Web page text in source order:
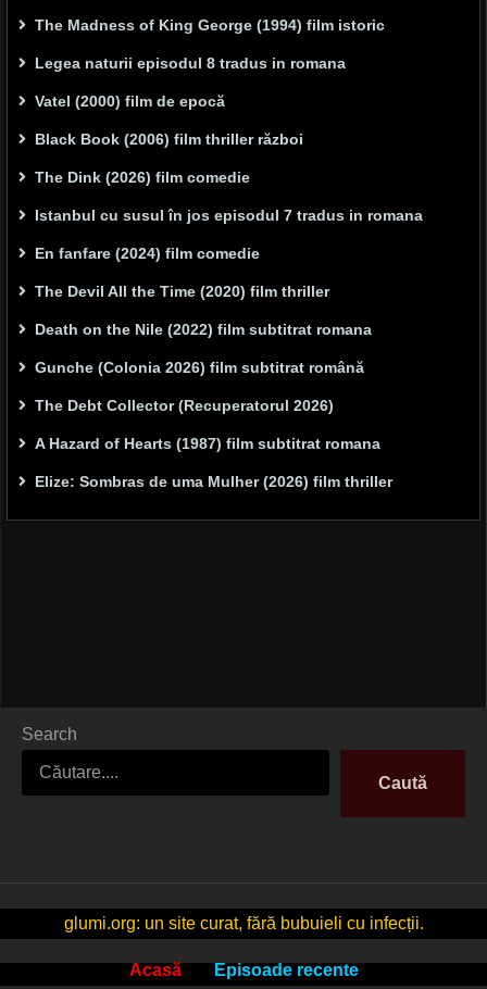
The Madness of King George (1994) film istoric
Legea naturii episodul 8 tradus in romana
Vatel (2000) film de epocă
Black Book (2006) film thriller război
The Dink (2026) film comedie
Istanbul cu susul în jos episodul 7 tradus in romana
En fanfare (2024) film comedie
The Devil All the Time (2020) film thriller
Death on the Nile (2022) film subtitrat romana
Gunche (Colonia 2026) film subtitrat română
The Debt Collector (Recuperatorul 2026)
A Hazard of Hearts (1987) film subtitrat romana
Elize: Sombras de uma Mulher (2026) film thriller
Search
Caută
glumi.org: un site curat, fără bubuieli cu infecții.
Acasă Episoade recente